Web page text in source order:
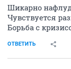
Шикарно
Чувствуется
Борьба с
ОТВЕТИТЬ